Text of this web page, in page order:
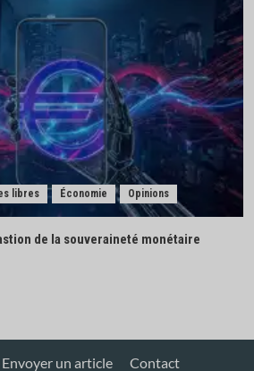
libres Économie Opinions
de la souveraineté monétaire
Envoyer un article Contact